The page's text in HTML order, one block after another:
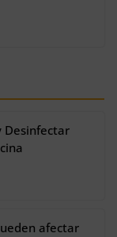
oscura
Desinfectar
afectar